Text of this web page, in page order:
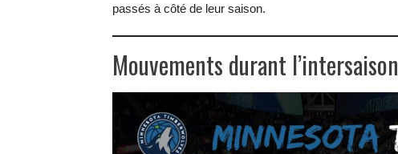
passés à côté de leur saison.
Mouvements durant l’intersaison